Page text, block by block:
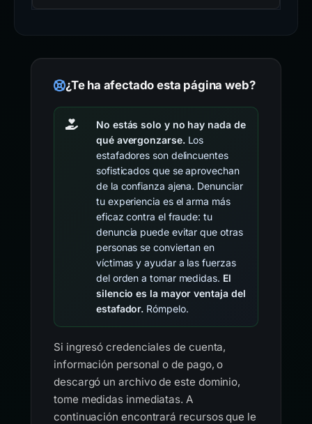
¿Te ha afectado esta página web?
No estás solo y no hay nada de
qué avergonzarse.Los
estafadores son delincuentes
sofisticados que se aprovechan
de la confianza ajena. Denunciar
tu experiencia es el arma más
eficaz contra el fraude: tu
denuncia puede evitar que otras
personas se conviertan en
víctimas y ayudar a las fuerzas
del orden a tomar medidas. El
silencio es la mayor ventaja del
estafador. Rómpelo.
Si ingresó credenciales de cuenta,
información personal o de pago, o
descargó un archivo de este dominio,
tome medidas inmediatas. A
continuación encontrará recursos que le